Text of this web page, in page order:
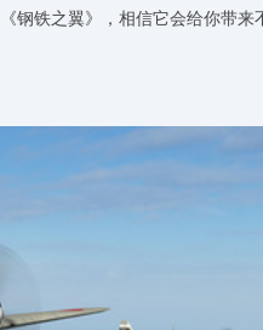
铁之翼》，相信它会给你带来